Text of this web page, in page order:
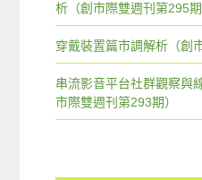
析（創市際雙週刊第295期
穿戴裝置篇市調解析（創
串流影音平台社群觀察與
市際雙週刊第293期）